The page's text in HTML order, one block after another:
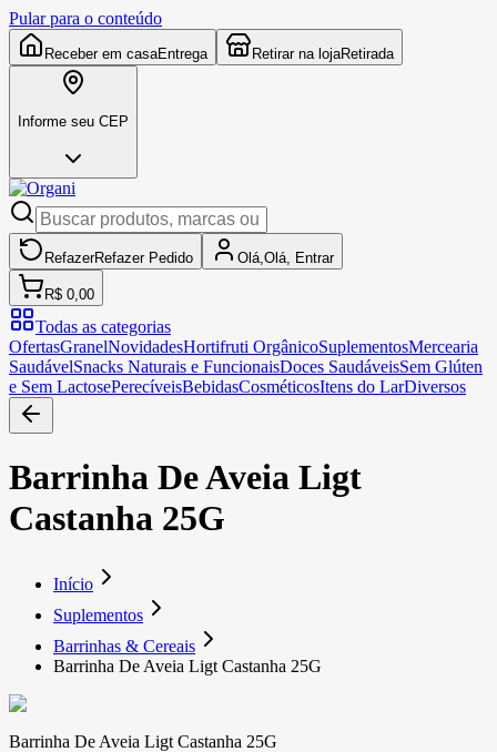
Pular para o conteúdo
Receber em casaEntrega Retirar na lojaRetirada
Informe seu CEP
RefazerRefazer Pedido Olá, Olá, Entrar
R$ 0,00
Todas as categorias
OfertasGranelNovidadesHortifruti OrgânicoSuplementosMercearia
SaudávelSnacks Naturais e FuncionaisDoces SaudáveisSem Glúten
e Sem LactosePerecíveisBebidasCosméticosItens do LarDiversos
Barrinha De Aveia Ligt
Castanha 25G
Início
Suplementos
Barrinhas & Cereais
Barrinha De Aveia Ligt Castanha 25G
Barrinha De Aveia Ligt Castanha 25G